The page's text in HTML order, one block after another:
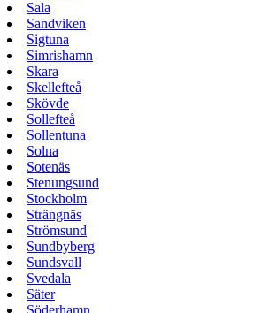
Sala
Sandviken
Sigtuna
Simrishamn
Skara
Skellefteå
Skövde
Sollefteå
Sollentuna
Solna
Sotenäs
Stenungsund
Stockholm
Strängnäs
Strömsund
Sundbyberg
Sundsvall
Svedala
Säter
Söderhamn